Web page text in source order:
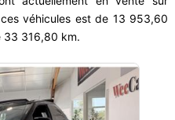
véhicules est de 13 953,60
33 316,80 km.